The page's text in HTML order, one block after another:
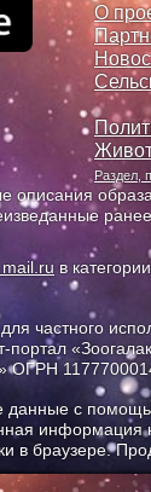
О
Раздел,
mail.ru в
ОГРН
данные с
браузере.